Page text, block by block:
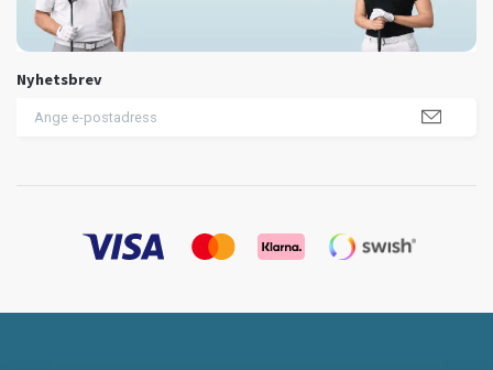
Nyhetsbrev